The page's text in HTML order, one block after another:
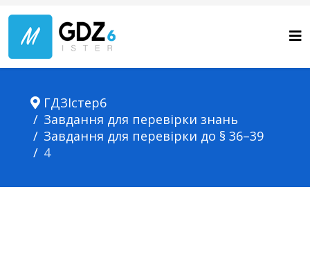
ГДЗІстер6
Завдання для перевірки знань
Завдання для перевірки до § 36–39
4